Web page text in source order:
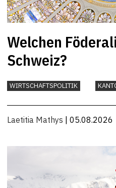
Welchen
Schweiz?
WIRTSCHAFTSPOLITIK
Laetitia Mathys | 05.08.2026